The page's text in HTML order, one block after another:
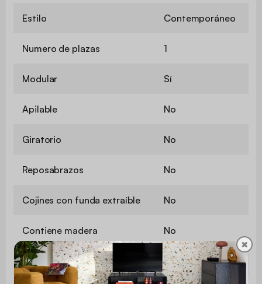
Estilo Contemporáneo
Numero de plazas 1
Modular Sí
Apilable No
Giratorio No
Reposabrazos No
Cojines con funda extraíble No
Contiene madera No
Material Terciopelo
✖